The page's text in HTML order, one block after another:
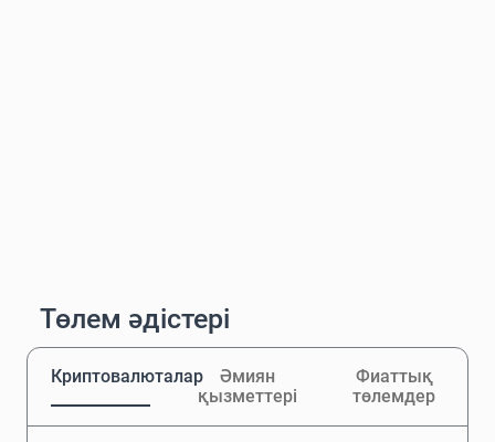
Төлем әдістері
Криптовалюталар
Әмиян
қызметтері
Фиаттық
төлемдер